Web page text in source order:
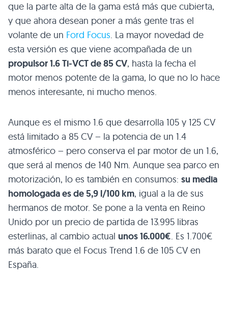
que la parte alta de la gama está más que cubierta,
y que ahora desean poner a más gente tras el
volante de un Ford Focus. La mayor novedad de
esta versión es que viene acompañada de un
propulsor 1.6 Ti-VCT de 85 CV, hasta la fecha el
motor menos potente de la gama, lo que no lo hace
menos interesante, ni mucho menos.
Aunque es el mismo 1.6 que desarrolla 105 y 125 CV
está limitado a 85 CV– la potencia de un 1.4
atmosférico – pero conserva el par motor de un 1.6,
que será al menos de 140 Nm. Aunque sea parco en
motorización, lo es también en consumos: su media
homologada es de 5,9 l/100 km, igual a la de sus
hermanos de motor. Se pone a la venta en Reino
Unido por un precio de partida de 13.995 libras
esterlinas, al cambio actual unos 16.000€. Es 1.700€
más barato que el Focus Trend 1.6 de 105 CV en
España.